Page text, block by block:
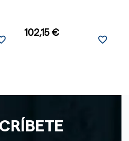
102,15 €
favorite_border